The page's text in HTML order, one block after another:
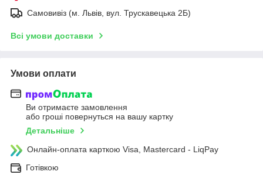
Самовивіз (м. Львів, вул. Трускавецька 2Б)
Всі умови доставки
Умови оплати
Ви отримаєте замовлення
або гроші повернуться на вашу картку
Детальніше
Онлайн-оплата карткою Visa, Mastercard - LiqPay
Готівкою